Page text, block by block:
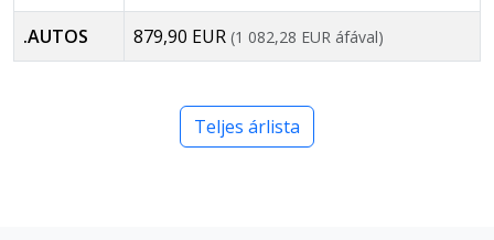
.AUTOS 879,90 EUR (1 082,28 EUR áfával)
Teljes árlista